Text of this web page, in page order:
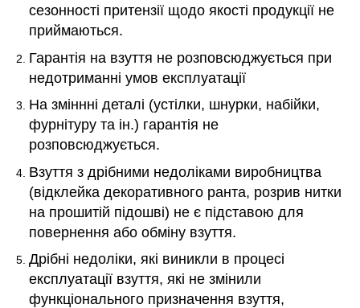
сезонності притензії щодо якості продукції не
приймаються.
Гарантія на взуття не розповсюджується при
недотриманні умов експлуатації
На зміннні деталі (устілки, шнурки, набійки,
фурнітуру та ін.) гарантія не
розповсюджується.
Взуття з дрібними недоліками виробництва
(відклейка декоративного ранта, розрив нитки
на прошитій підошві) не є підставою для
повернення або обміну взуття.
Дрібні недоліки, які виникли в процесі
експлуатації взуття, які не змінили
функціонального призначення взуття,